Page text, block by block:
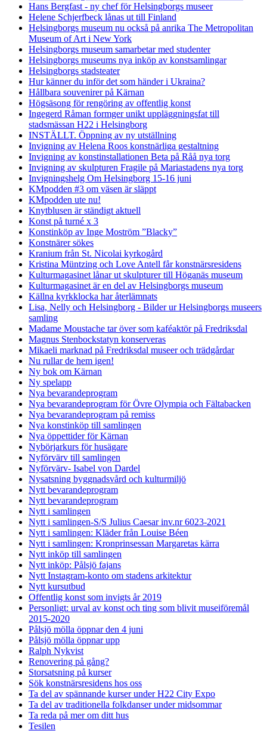
Hans Bergfast - ny chef för Helsingborgs museer
Helene Schjerfbeck lånas ut till Finland
Helsingborgs museum nu också på anrika The Metropolitan
Museum of Art i New York
Helsingborgs museum samarbetar med studenter
Helsingborgs museums nya inköp av konstsamlingar
Helsingborgs stadsteater
Hur känner du inför det som händer i Ukraina?
Hållbara souvenirer på Kärnan
Högsäsong för rengöring av offentlig konst
Ingegerd Råman formger unikt uppläggningsfat till
stadsmässan H22 i Helsingborg
INSTÄLLT. Öppning av ny utställning
Invigning av Helena Roos konstnärliga gestaltning
Invigning av konstinstallationen Beta på Råå nya torg
Invigning av skulpturen Fragile på Mariastadens nya torg
Invigningshelg Om Helsingborg 15-16 juni
KMpodden #3 om väsen är släppt
KMpodden ute nu!
Knytblusen är ständigt aktuell
Konst på turné x 3
Konstinköp av Inge Moström ”Blacky”
Konstnärer sökes
Kranium från St. Nicolai kyrkogård
Kristina Müntzing och Love Antell får konstnärsresidens
Kulturmagasinet lånar ut skulpturer till Höganäs museum
Kulturmagasinet är en del av Helsingborgs museum
Källna kyrkklocka har återlämnats
Lisa, Nelly och Helsingborg - Bilder ur Helsingborgs museers
samling
Madame Moustache tar över som kaféaktör på Fredriksdal
Magnus Stenbockstatyn konserveras
Mikaeli marknad på Fredriksdal museer och trädgårdar
Nu rullar de hem igen!
Ny bok om Kärnan
Ny spelapp
Nya bevarandeprogram
Nya bevarandeprogram för Övre Olympia och Fältabacken
Nya bevarandeprogram på remiss
Nya konstinköp till samlingen
Nya öppettider för Kärnan
Nybörjarkurs för husägare
Nyförvärv till samlingen
Nyförvärv- Isabel von Dardel
Nysatsning byggnadsvård och kulturmiljö
Nytt bevarandeprogram
Nytt bevarandeprogram
Nytt i samlingen
Nytt i samlingen-S/S Julius Caesar inv.nr 6023-2021
Nytt i samlingen: Kläder från Louise Béen
Nytt i samlingen: Kronprinsessan Margaretas kärra
Nytt inköp till samlingen
Nytt inköp: Pålsjö fajans
Nytt Instagram-konto om stadens arkitektur
Nytt kursutbud
Offentlig konst som invigts år 2019
Personligt: urval av konst och ting som blivit museiföremål
2015-2020
Pålsjö mölla öppnar den 4 juni
Pålsjö mölla öppnar upp
Ralph Nykvist
Renovering på gång?
Storsatsning på kurser
Sök konstnärsresidens hos oss
Ta del av spännande kurser under H22 City Expo
Ta del av traditionella folkdanser under midsommar
Ta reda på mer om ditt hus
Tesilen